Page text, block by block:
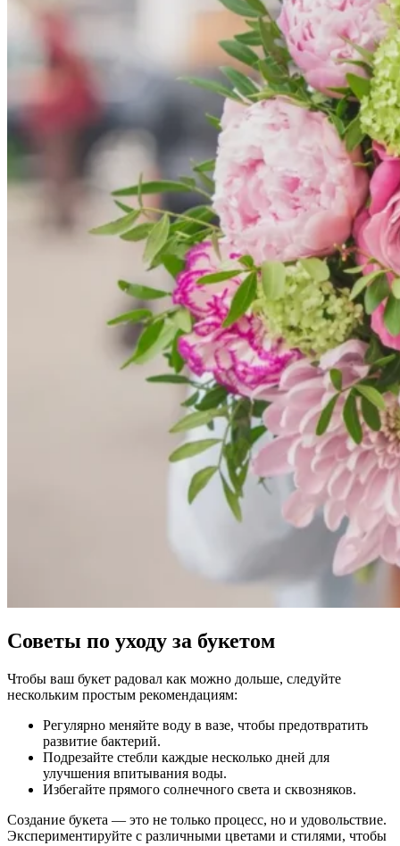
Советы по уходу за букетом
Чтобы ваш букет радовал как можно дольше, следуйте
нескольким простым рекомендациям:
Регулярно меняйте воду в вазе, чтобы предотвратить
развитие бактерий.
Подрезайте стебли каждые несколько дней для
улучшения впитывания воды.
Избегайте прямого солнечного света и сквозняков.
Создание букета — это не только процесс, но и удовольствие.
Экспериментируйте с различными цветами и стилями, чтобы